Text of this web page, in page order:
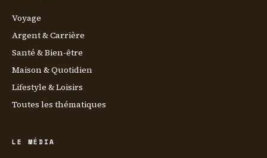
Voyage
Argent & Carrière
Santé & Bien-être
Maison & Quotidien
Lifestyle & Loisirs
Toutes les thématiques
LE MÉDIA